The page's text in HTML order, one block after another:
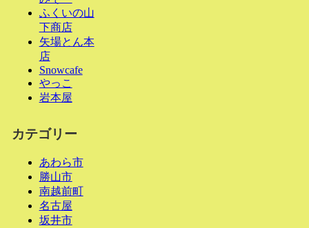
ふくいの山
下商店
矢場とん本
店
Snowcafe
やっこ
岩本屋
カテゴリー
あわら市
勝山市
南越前町
名古屋
坂井市